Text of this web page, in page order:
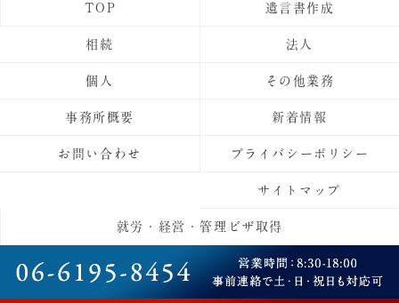
TOP 遺言書作成
相続 法人
個人 その他業務
事務所概要 新着情報
お問い合わせ プライバシーポリシー
サイトマップ
就労・経営・管理ビザ取得